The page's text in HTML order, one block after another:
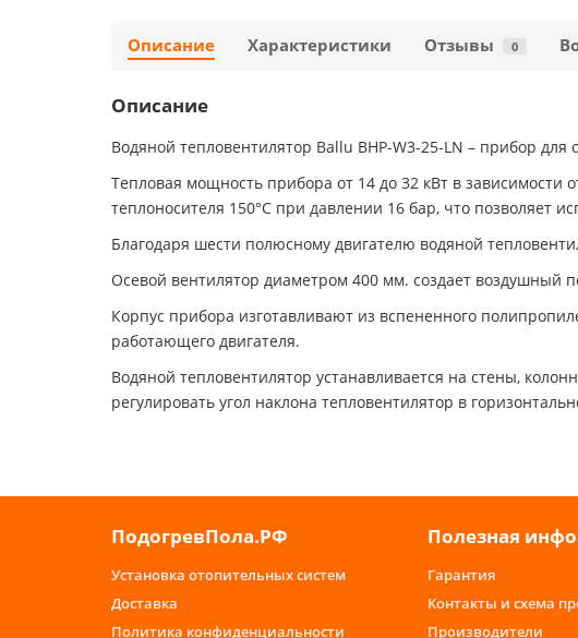
Описание Характеристики Отзывы 0
Описание
Водяной тепловентилятор Ballu BHP-W3-25-LN – прибор
Тепловая мощность прибора от 14 до 32 кВт в
теплоносителя 150°С при давлении 16 бар, что позволяет
Благодаря шести полюсному двигателю водяной
Осевой вентилятор диаметром 400 мм. создает воздушный
Корпус прибора изготавливают из вспененного
работающего двигателя.
Водяной тепловентилятор устанавливается на стены,
регулировать угол наклона тепловентилятор в
ПодогревПола.РФ
Установка отопительных систем
Доставка
Политика конфиденциальности
Полезная
Гарантия
Контакты и схема
Производители